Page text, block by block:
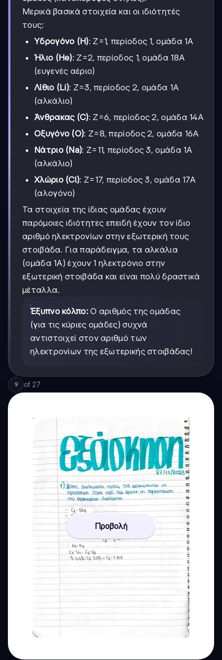
Μερικά βασικά στοιχεία και οι ιδιότητές
τους:
Υδρογόνο (H): Z=1, περίοδος 1, ομάδα 1Α
Ήλιο (He): Z=2, περίοδος 1, ομάδα 18Α
(ευγενές αέριο)
Λίθιο (Li): Z=3, περίοδος 2, ομάδα 1Α
(αλκάλιο)
Άνθρακας (C): Z=6, περίοδος 2, ομάδα 14Α
Οξυγόνο (O): Z=8, περίοδος 2, ομάδα 16Α
Νάτριο (Na): Z=11, περίοδος 3, ομάδα 1Α
(αλκάλιο)
Χλώριο (Cl): Z=17, περίοδος 3, ομάδα 17Α
(αλογόνο)
Τα στοιχεία της ίδιας ομάδας έχουν
παρόμοιες ιδιότητες επειδή έχουν τον ίδιο
αριθμό ηλεκτρονίων στην εξωτερική τους
στοιβάδα. Για παράδειγμα, τα αλκάλια
(ομάδα 1Α) έχουν 1 ηλεκτρόνιο στην
εξωτερική στοιβάδα και είναι πολύ δραστικά
μέταλλα.
Έξυπνο κόλπο:Ο αριθμός της ομάδας
(για τις κύριες ομάδες) συχνά
αντιστοιχεί στον αριθμό των
ηλεκτρονίων της εξωτερικής στοιβάδας!
9 of 27
Προβολή